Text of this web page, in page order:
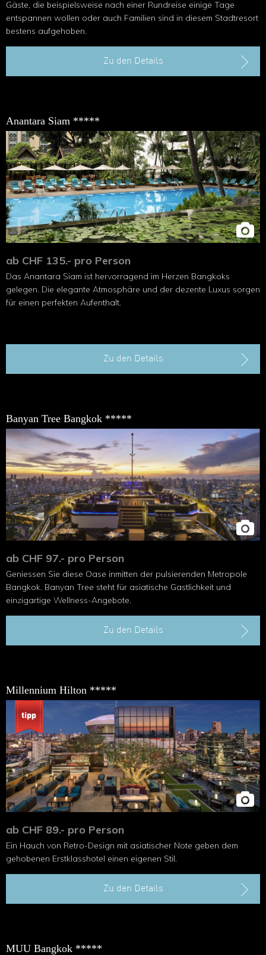
Gäste, die beispielsweise nach einer Rundreise einige Tage
entspannen wollen oder auch Familien sind in diesem Stadtresort
bestens aufgehoben.
Zu den Details
Anantara Siam *****
ab CHF 135.- pro Person
Das Anantara Siam ist hervorragend im Herzen Bangkoks
gelegen. Die elegante Atmosphäre und der dezente Luxus sorgen
für einen perfekten Aufenthalt.
Zu den Details
Banyan Tree Bangkok *****
ab CHF 97.- pro Person
Geniessen Sie diese Oase inmitten der pulsierenden Metropole
Bangkok. Banyan Tree steht für asiatische Gastlichkeit und
einzigartige Wellness-Angebote.
Zu den Details
Millennium Hilton *****
ab CHF 89.- pro Person
Ein Hauch von Retro-Design mit asiatischer Note geben dem
gehobenen Erstklasshotel einen eigenen Stil.
Zu den Details
MUU Bangkok *****